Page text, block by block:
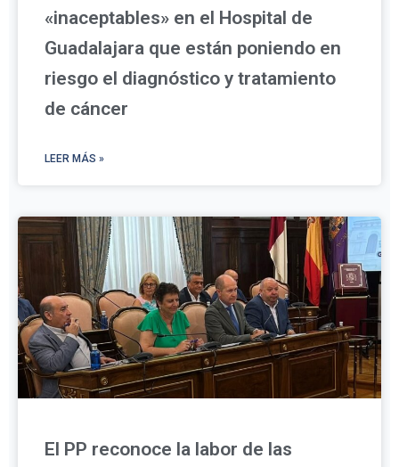
«inaceptables» en el Hospital de
Guadalajara que están poniendo en
riesgo el diagnóstico y tratamiento
de cáncer
LEER MÁS »
El PP reconoce la labor de las